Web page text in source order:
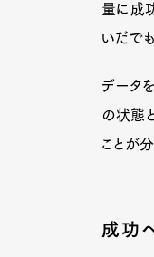
量に成
いだで
データ
の状態
ことが
成功